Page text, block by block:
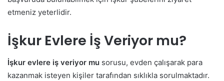
etmeniz yeterlidir.
İşkur Evlere İş Veriyor mu?
İşkur evlere iş veriyor mu sorusu, evden çalışarak para
kazanmak isteyen kişiler tarafından sıklıkla sorulmaktadır.